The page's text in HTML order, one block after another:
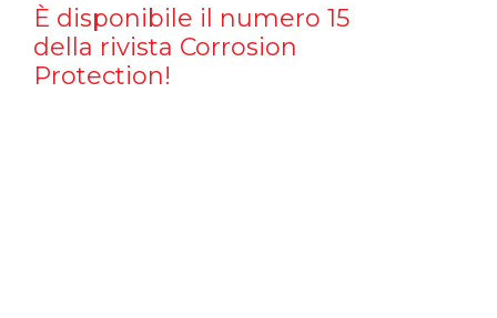
È disponibile il numero 15
della rivista Corrosion
Protection!